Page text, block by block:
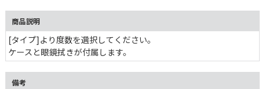
商品説明
[タイプ]より度数を選択してください。
ケースと眼鏡拭きが付属します。
備考